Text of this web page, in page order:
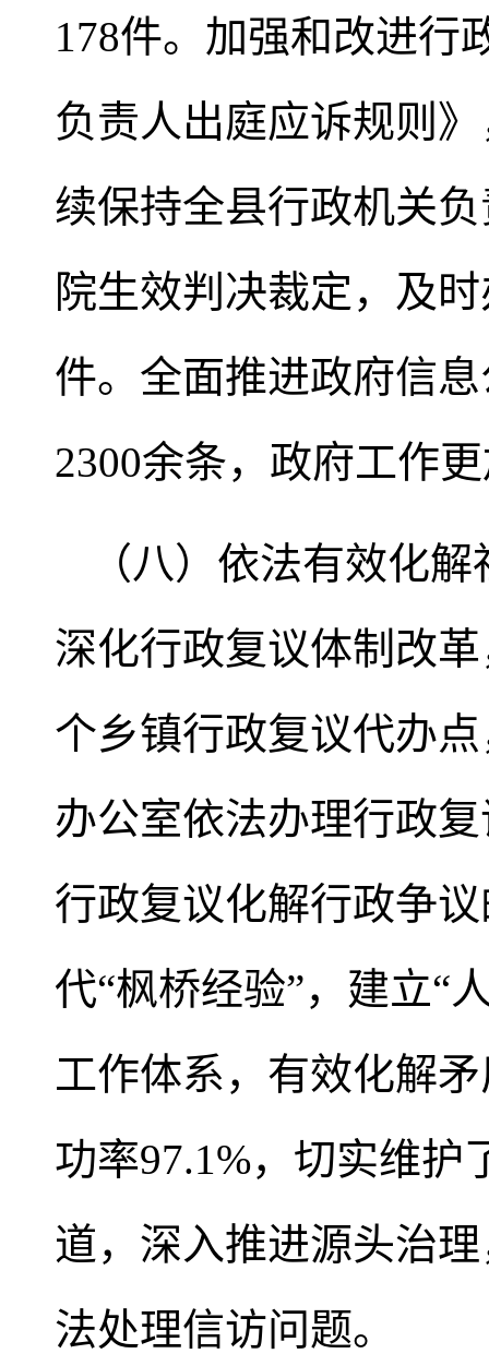
178件。加强和改进行
负责人出庭应诉规则
续保持全县行政机关
院生效判决裁定，及
件。全面推进政府信
2300余条，政府工作
（八）依法有效化
深化行政复议体制改
个乡镇行政复议代办
办公室依法办理行政
行政复议化解行政争
代“枫桥经验”，建立“
工作体系，有效化解
功率97.1%，切实维
道，深入推进源头治
法处理信访问题。